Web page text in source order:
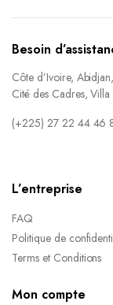
Besoin
Côte d’Ivoire,
Cité des Cadres,
(+225) 27 22 44
L’entreprise
FAQ
Politique de
Terms et Conditions
Mon compte